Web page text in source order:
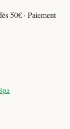
50€ · Paiement